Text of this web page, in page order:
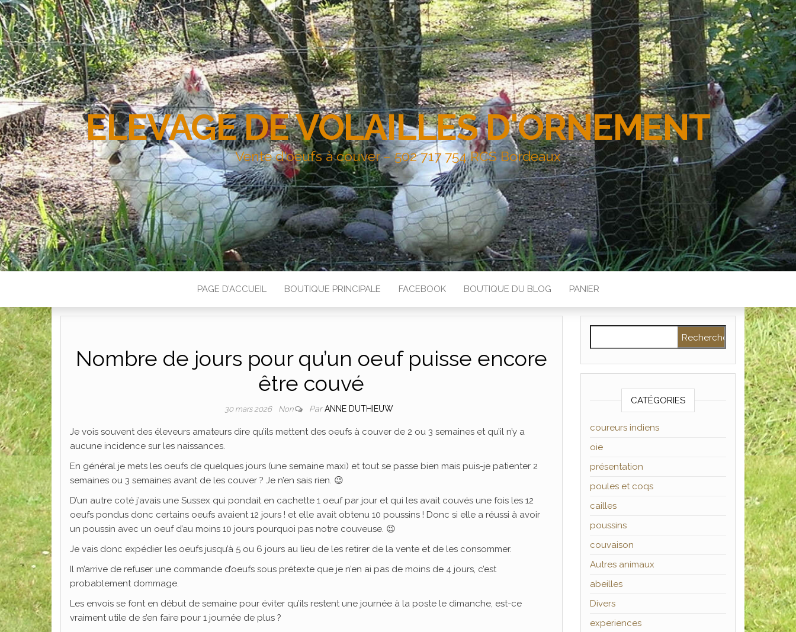
ELEVAGE DE VOLAILLES D'ORNEMENT
Vente d'oeufs à couver – 502 717 754 RCS Bordeaux
PAGE D’ACCUEIL BOUTIQUE PRINCIPALE FACEBOOK BOUTIQUE DU BLOG PANIER
Nombre de jours pour qu’un oeuf puisse encore
être couvé
30 mars 2026 Non ParANNE DUTHIEUW
Je vois souvent des éleveurs amateurs dire qu’ils mettent des oeufs à couver de 2 ou 3 semaines et qu’il n’y a
aucune incidence sur les naissances.
En général je mets les oeufs de quelques jours (une semaine maxi) et tout se passe bien mais puis-je patienter 2
semaines ou 3 semaines avant de les couver ? Je n’en sais rien. 😉
D’un autre coté j’avais une Sussex qui pondait en cachette 1 oeuf par jour et qui les avait couvés une fois les 12
oeufs pondus donc certains oeufs avaient 12 jours ! et elle avait obtenu 10 poussins ! Donc si elle a réussi à avoir
un poussin avec un oeuf d’au moins 10 jours pourquoi pas notre couveuse. 😉
Je vais donc expédier les oeufs jusqu’à 5 ou 6 jours au lieu de les retirer de la vente et de les consommer.
Il m’arrive de refuser une commande d’oeufs sous prétexte que je n’en ai pas de moins de 4 jours, c’est
probablement dommage.
Les envois se font en début de semaine pour éviter qu’ils restent une journée à la poste le dimanche, est-ce
vraiment utile de s’en faire pour 1 journée de plus ?
CATÉGORIES
coureurs indiens
oie
présentation
poules et coqs
cailles
poussins
couvaison
Autres animaux
abeilles
Divers
experiences